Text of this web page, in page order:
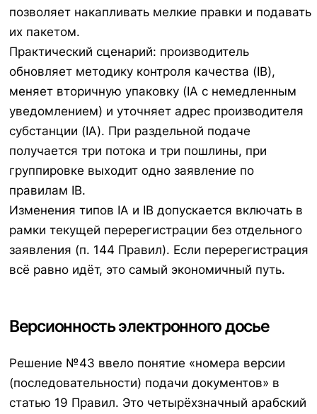
позволяет накапливать мелкие правки и подавать
их пакетом.
Практический сценарий: производитель
обновляет методику контроля качества (IB),
меняет вторичную упаковку (IA с немедленным
уведомлением) и уточняет адрес производителя
субстанции (IA). При раздельной подаче
получается три потока и три пошлины, при
группировке выходит одно заявление по
правилам IB.
Изменения типов IA и IB допускается включать в
рамки текущей перерегистрации без отдельного
заявления (п. 144 Правил). Если перерегистрация
всё равно идёт, это самый экономичный путь.
Версионность электронного досье
Решение №43 ввело понятие «номера версии
(последовательности) подачи документов» в
статью 19 Правил. Это четырёхзначный арабский